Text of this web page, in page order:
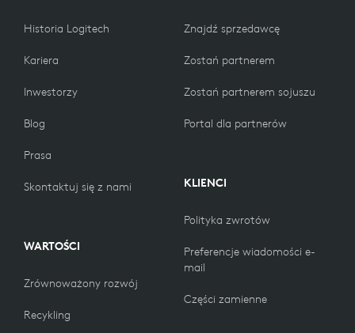
Historia Logitech
Kariera
Inwestorzy
Blog
Prasa
Skontaktuj się z nami
WARTOŚCI
Zrównoważony rozwój
Recykling
Znajdź sprzedawcę
Zostań partnerem
Zostań partnerem sojuszu
Portal dla partnerów
KLIENCI
Polityka zwrotów
Preferencje wiadomości e-
mail
Części zamienne